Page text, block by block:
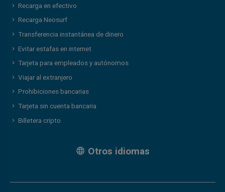
Recarga en efectivo
Recarga Neosurf
Transferencia instantánea de dinero
Evitar estafas en internet
Tarjeta para empleados y autónomos
Viajar al extranjero
Prohibiciones bancarias
Tarjeta sin cuenta bancaria
Billetera cripto
Otros idiomas